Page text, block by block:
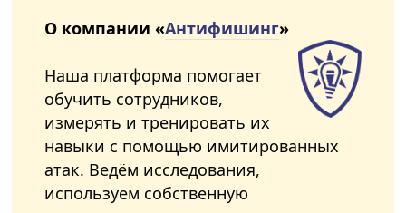
О компании «Антифишинг»
Наша платформа помогает
обучить сотрудников,
измерять и тренировать их
навыки с помощью имитированных
атак. Ведём исследования,
используем собственную